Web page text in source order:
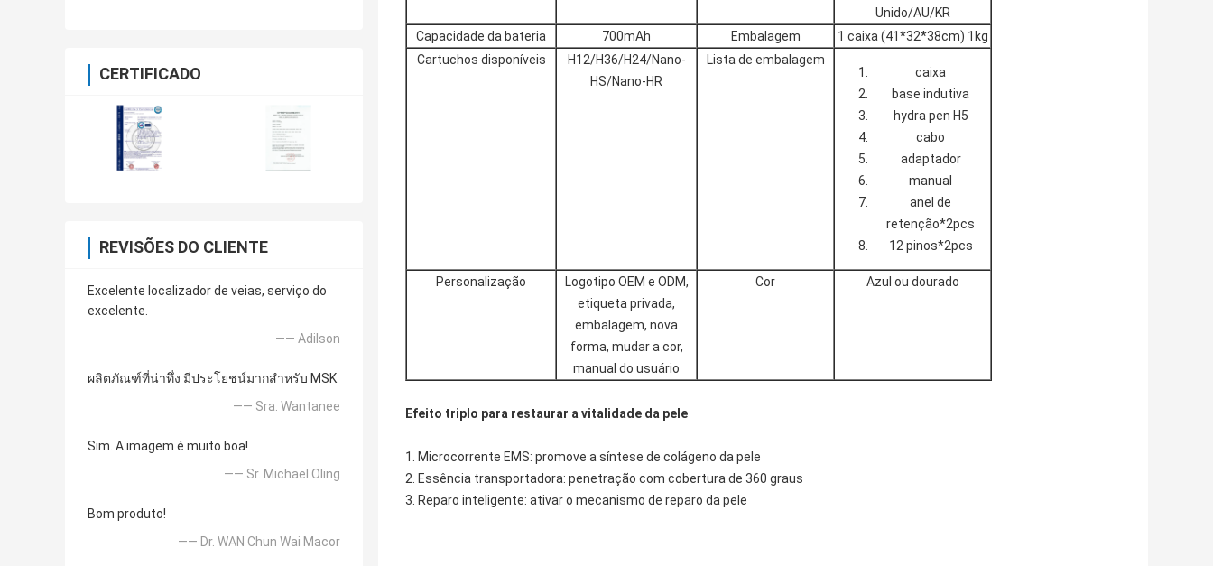
CERTIFICADO
REVISÕES DO CLIENTE
Excelente localizador de veias, serviço do
excelente.
—— Adilson
ผลิตภัณฑ์ที่น่าทึ่ง มีประโยชน์มากสำหรับ MSK
—— Sra. Wantanee
Sim. A imagem é muito boa!
—— Sr. Michael Oling
Bom produto!
—— Dr. WAN Chun Wai Macor
Unido/AU/KR
Capacidade da bateria
700mAh Embalagem
1 caixa (41*32*38cm) 1kg
Cartuchos disponíveis
H12/H36/H24/Nano-
HS/Nano-HR
Lista de embalagem
caixa
base indutiva
hydra pen H5
cabo
adaptador
manual
anel de
retenção*2pcs
12 pinos*2pcs
Personalização
Logotipo OEM e ODM,
etiqueta privada,
embalagem, nova
forma, mudar a cor,
manual do usuário
Cor Azul ou dourado
Efeito triplo para restaurar a vitalidade da pele
1. Microcorrente EMS: promove a síntese de colágeno da pele
2. Essência transportadora: penetração com cobertura de 360 graus
3. Reparo inteligente: ativar o mecanismo de reparo da pele